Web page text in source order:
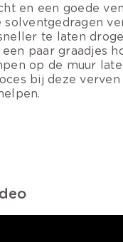
en een goede
solventgedragen
te laten
paar graadjes
op de muur
bij deze verven